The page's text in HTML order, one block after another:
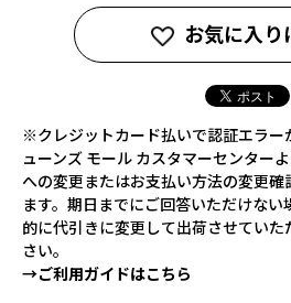
お気に入り
※クレジットカード払いで認証エラー
ューンズ モール カスタマーセンター
への変更またはお支払い方法の変更
ます。期日までにご回答いただけな
的に代引きに変更して出荷させてい
さい。
→ご利用ガイドはこちら